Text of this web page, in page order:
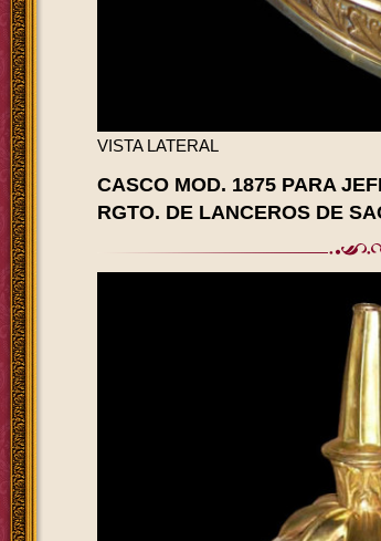
VISTA LATERAL
CASCO MOD. 1875 PARA
RGTO. DE LANCEROS DE